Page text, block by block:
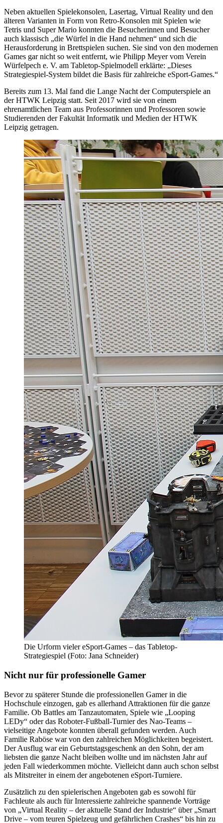
Neben aktuellen Spielekonsolen, Lasertag, Virtual Reality und den
älteren Varianten in Form von Retro-Konsolen mit Spielen wie
Tetris und Super Mario konnten die Besucherinnen und Besucher
auch klassisch „die Würfel in die Hand nehmen“ und sich die
Herausforderung in Brettspielen suchen. Sie sind von den modernen
Games gar nicht so weit entfernt, wie Philipp Meyer vom Verein
Würfelpech e. V. am Tabletop-Spielmodell erklärte: „Dieses
Strategiespiel-System bildet die Basis für zahlreiche eSport-Games.“
Bereits zum 13. Mal fand die Lange Nacht der Computerspiele an
der HTWK Leipzig statt. Seit 2017 wird sie von einem
ehrenamtlichen Team aus Professorinnen und Professoren sowie
Studierenden der Fakultät Informatik und Medien der HTWK
Leipzig getragen.
Die Urform vieler eSport-Games – das Tabletop-
Strategiespiel (Foto: Jana Schneider)
Nicht nur für professionelle Gamer
Bevor zu späterer Stunde die professionellen Gamer in die
Hochschule einzogen, gab es allerhand Attraktionen für die ganze
Familie. Ob Battles am Tanzautomaten, Spiele wie „Looping
LEDy“ oder das Roboter-Fußball-Turnier des Nao-Teams –
vielseitige Angebote konnten überall gefunden werden. Auch
Familie Raböse war von den zahlreichen Möglichkeiten begeistert.
Der Ausflug war ein Geburtstagsgeschenk an den Sohn, der am
liebsten die ganze Nacht bleiben wollte und im nächsten Jahr auf
jeden Fall wiederkommen möchte. Vielleicht dann auch schon selbst
als Mitstreiter in einem der angebotenen eSport-Turniere.
Zusätzlich zu den spielerischen Angeboten gab es sowohl für
Fachleute als auch für Interessierte zahlreiche spannende Vorträge
von „Virtual Reality – der aktuelle Stand der Industrie“ über „Smart
Drive – vom teuren Spielzeug und gefährlichen Crashes“ bis hin zu